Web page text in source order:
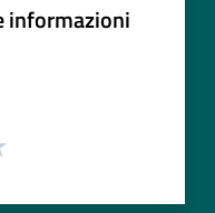
informazioni